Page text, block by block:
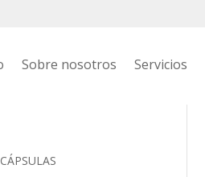
Sobre nosotros Servicios